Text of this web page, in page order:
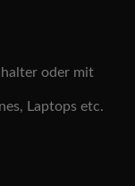
oder mit
Laptops etc.